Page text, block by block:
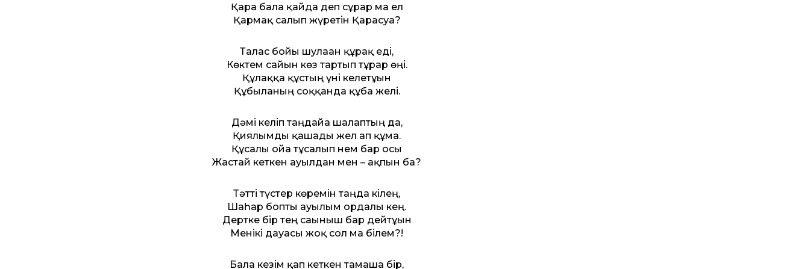
Қара бала қайда деп сұрар ма ел
Қармақ салып жүретін Қарасуға?
Талас бойы шулаған құрақ еді,
Көктем сайын көз тартып тұрар өңі.
Құлаққа құстың үні келетұғын
Құбыланың соққанда құба желі.
Дәмі келіп таңдайға шалаптың да,
Қиялымды қашады жел ап құмға.
Құсалы ойға тұсалып нем бар осы
Жастай кеткен ауылдан мен – ақпын ба?
Тәт­ті түстер көремін таңда кілең,
Шаһар бопты ауылым ордалы кең.
Дертке бір тең сағыныш бар дейтұғын
Менікі дауасы жоқ сол ма білем?!
Бала кезім қап кеткен тамаша бір,